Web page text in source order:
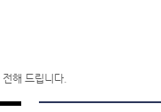
해 드립니다.